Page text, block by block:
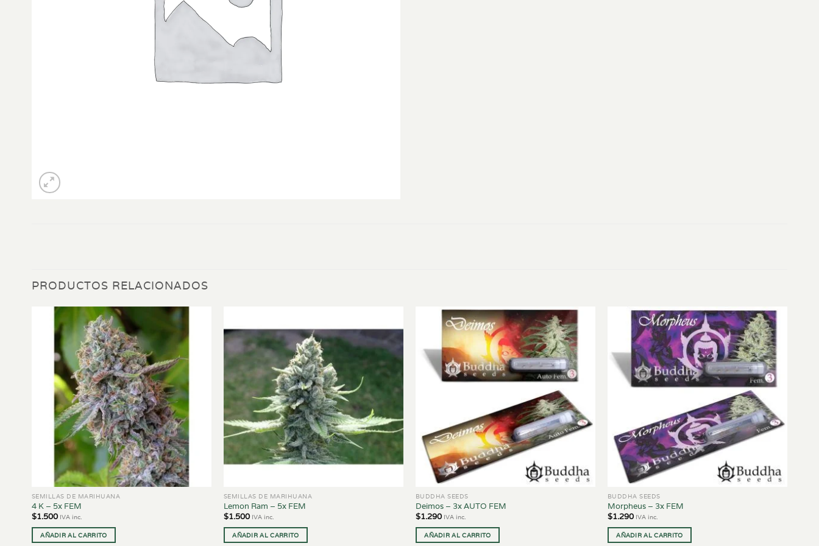
PRODUCTOS RELACIONADOS
SEMILLAS DE MARIHUANA
4 K – 5x FEM
$1.500 IVA inc.
AÑADIR AL CARRITO
SEMILLAS DE MARIHUANA
Lemon Ram – 5x FEM
$1.500 IVA inc.
AÑADIR AL CARRITO
BUDDHA SEEDS
Deimos – 3x AUTO FEM
$1.290 IVA inc.
AÑADIR AL CARRITO
BUDDHA SEEDS
Morpheus – 3x FEM
$1.290 IVA inc.
AÑADIR AL CARRITO